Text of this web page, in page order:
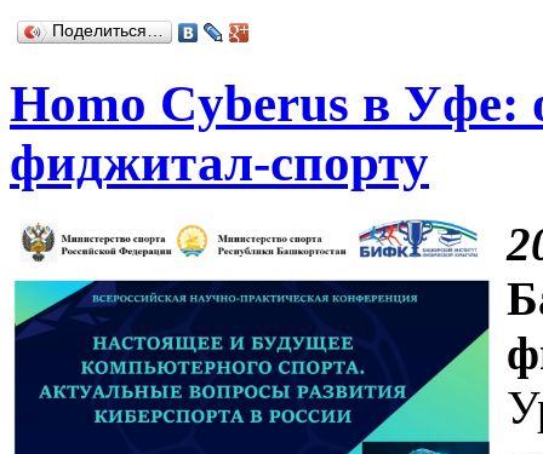
Поделиться…
Homo Cyberus в Уфе:
фиджитал-спорту